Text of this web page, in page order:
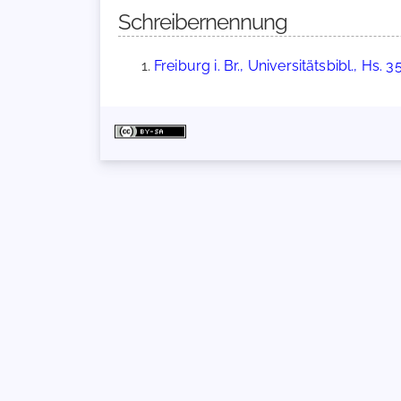
Schreibernennung
Freiburg i. Br., Universitätsbibl., Hs.